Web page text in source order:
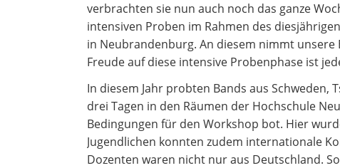
verbrachten sie nun auch noch das ganze
intensiven Proben im Rahmen des
in Neubrandenburg. An diesem nimmt
Freude auf diese intensive Probenphase ist
In diesem Jahr probten Bands aus Schweden,
drei Tagen in den Räumen der Hochschule
Bedingungen für den Workshop bot. Hier
Jugendlichen konnten zudem internationale
Dozenten waren nicht nur aus Deutschland.